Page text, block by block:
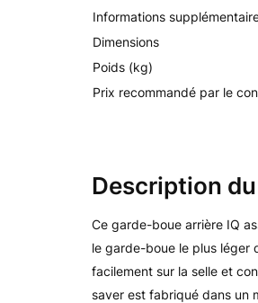
Informations
Dimensions
Poids (kg)
Prix recommandé par le
Description
Ce garde-boue arrière IQ
le garde-boue le plus léger
facilement sur la selle et
saver est fabriqué dans un